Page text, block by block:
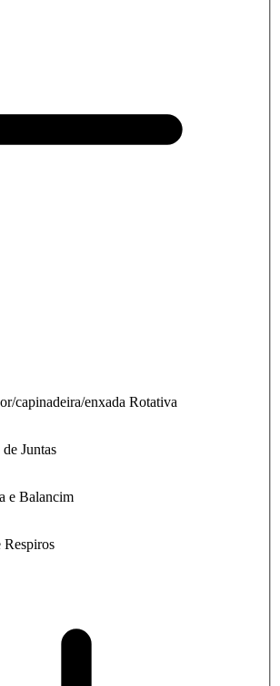
capinadeira/enxada Rotativa
Juntas
e Balancim
Respiros